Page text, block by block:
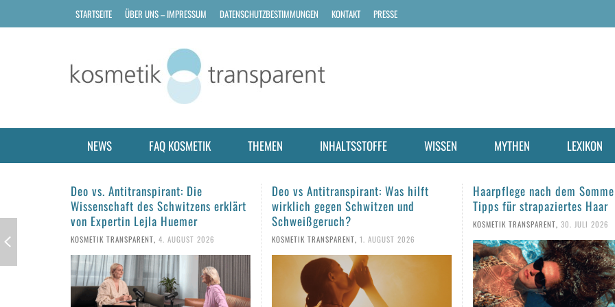
STARTSEITE ÜBER UNS – IMPRESSUM DATENSCHUTZBESTIMMUNGEN KONTAKT PRESSE
NEWS FAQ KOSMETIK THEMEN INHALTSSTOFFE WISSEN MYTHEN LEXIKON
Deo vs Antitranspirant: Was hilft
wirklich gegen Schwitzen und
Schweißgeruch?
KOSMETIK TRANSPARENT, 1. AUGUST 2026
Haarpflege nach dem Sommer: Fünf
Tipps für strapaziertes Haar
KOSMETIK TRANSPARENT
Sonnencreme aus dem
man den Sonnenschutz noch
verwenden?
KOSMETIK TRANSPARENT, 28. JULI 2026